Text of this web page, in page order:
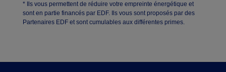
* Ils vous permettent de réduire votre empreinte énergétique et
sont en partie financés par EDF. Ils vous sont proposés par des
Partenaires EDF et sont cumulables aux différentes primes.